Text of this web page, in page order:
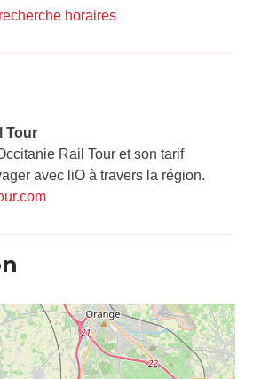
horaires
Tour​
Rail Tour et son tarif
avec liO à travers la région.